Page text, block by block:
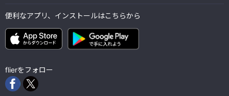
便利なアプリ、インストールはこちらから
flierをフォロー